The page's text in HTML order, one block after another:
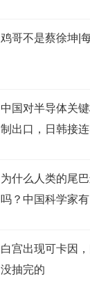
鸡哥不是蔡徐坤|
中国对半导体关
制出口，日韩接
为什么人类的尾
吗？中国科学家
白宫出现可卡因
没抽完的